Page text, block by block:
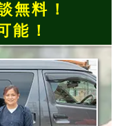
無料！
能！